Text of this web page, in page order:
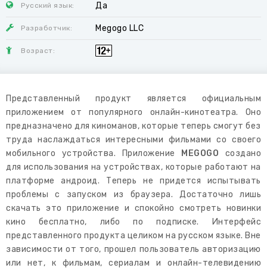
Русский язык: Да
Разработчик: Megogo LLC
Возраст:
Представленный продукт является официальным
приложением от популярного онлайн-кинотеатра. Оно
предназначено для киноманов, которые теперь смогут без
труда наслаждаться интересными фильмами со своего
мобильного устройства. Приложение
MEGOGO создано
для использования на устройствах, которые работают на
платформе андроид. Теперь не придется испытывать
проблемы с запуском из браузера. Достаточно лишь
скачать это приложение и спокойно смотреть новинки
кино бесплатно, либо по подписке. Интерфейс
представленного продукта целиком на русском языке. Вне
зависимости от того, прошел пользователь авторизацию
или нет, к фильмам, сериалам и онлайн-телевидению